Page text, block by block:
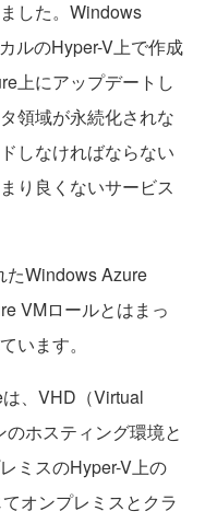
した。Windows
ルのHyper-V上で作成
上にアップデートし
領域が永続化されな
しなければならない
り良くないサービス
Windows Azure
VMロールとはまっ
います。
、VHD（Virtual
ホスティング環境と
ミスのHyper-V上の
オンプレミスとクラ